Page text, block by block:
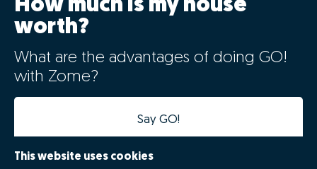
How much is my house
worth?
What are the advantages of doing GO!
with Zome?
Say GO!
This website uses cookies